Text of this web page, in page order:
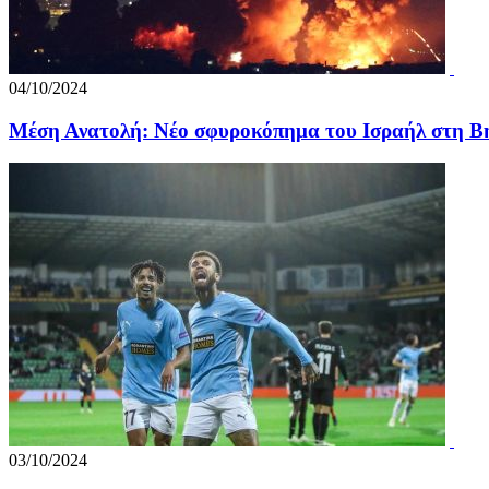
04/10/2024
Mέση Ανατολή: Νέο σφυροκόπημα του Ισραήλ στη
03/10/2024